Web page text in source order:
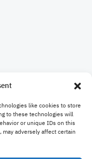
like cookies to store
to these technologies will
or unique IDs on this
adversely affect certain